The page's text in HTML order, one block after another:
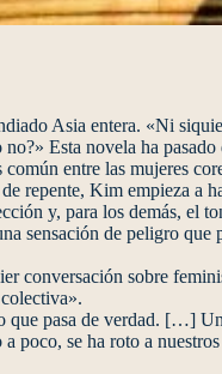
Asia entera. «Ni
Esta novela ha
entre las mujeres
repente, Kim empieza a
y, para los demás, el
sensación de peligro
conversación sobre
que pasa de verdad. […]
se ha roto a